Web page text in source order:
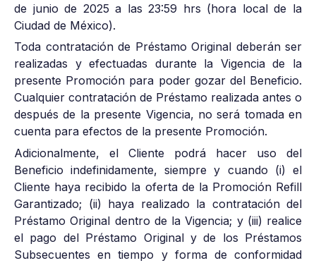
de junio de 2025 a las 23:59 hrs (hora local de la
Ciudad de México).
Toda contratación de Préstamo Original deberán ser
realizadas y efectuadas durante la Vigencia de la
presente Promoción para poder gozar del Beneficio.
Cualquier contratación de Préstamo realizada antes o
después de la presente Vigencia, no será tomada en
cuenta para efectos de la presente Promoción.
Adicionalmente, el Cliente podrá hacer uso del
Beneficio indefinidamente, siempre y cuando (i) el
Cliente haya recibido la oferta de la Promoción Refill
Garantizado; (ii) haya realizado la contratación del
Préstamo Original dentro de la Vigencia; y (iii) realice
el pago del Préstamo Original y de los Préstamos
Subsecuentes en tiempo y forma de conformidad